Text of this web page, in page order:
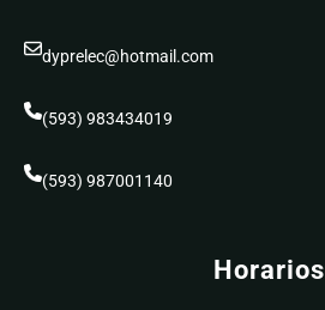
dyprelec@hotmail.com
(593) 983434019
(593) 987001140
Horarios